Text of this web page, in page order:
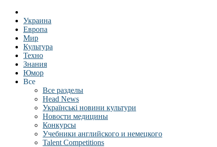
Украина
Европа
Мир
Культура
Техно
Знания
Юмор
Все
Все разделы
Head News
Українські новини культури
Новости медицины
Конкурсы
Учебники английского и немецкого
Talent Competitions